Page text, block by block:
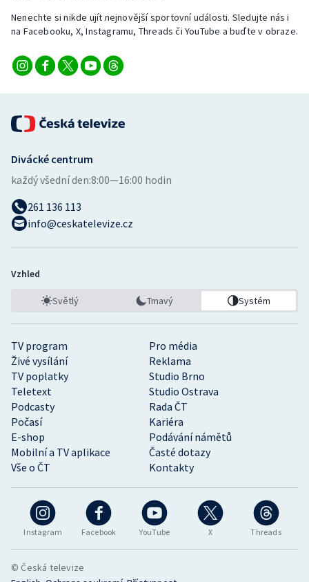
Veslování
Vodní slalom
Nenechte si nikde ujít nejnovější sportovní události. Sledujte nás i
na Facebooku, X, Instagramu, Threads či YouTube a buďte v obraze.
Instagram Facebook YouTube X Threads
TV program
Pro média
Živé vysílání
Reklama
TV poplatky
Studio Brno
Teletext
Studio Ostrava
Podcasty
Rada ČT
Počasí
Kariéra
E-shop
Podávání námětů
Mobilní a TV aplikace
Časté dotazy
Vše o ČT
Kontakty
Divácké centrum
každý všední den:8:00—16:00 hodin
261 136 113
info@ceskatelevize.cz
Vzhled
Světlý Tmavý Systém
© Česká televize